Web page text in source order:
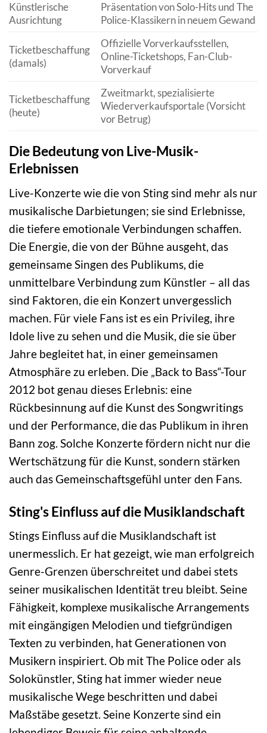
Künstlerische
Ausrichtung
Präsentation von Solo-Hits und The
Police-Klassikern in neuem Gewand
Ticketbeschaffung
(damals)
Offizielle Vorverkaufsstellen,
Online-Ticketshops, Fan-Club-
Vorverkauf
Ticketbeschaffung
(heute)
Zweitmarkt, spezialisierte
Wiederverkaufsportale (Vorsicht
vor Betrug)
Die Bedeutung von Live-Musik-
Erlebnissen
Live-Konzerte wie die von Sting sind mehr als nur
musikalische Darbietungen; sie sind Erlebnisse,
die tiefere emotionale Verbindungen schaffen.
Die Energie, die von der Bühne ausgeht, das
gemeinsame Singen des Publikums, die
unmittelbare Verbindung zum Künstler – all das
sind Faktoren, die ein Konzert unvergesslich
machen. Für viele Fans ist es ein Privileg, ihre
Idole live zu sehen und die Musik, die sie über
Jahre begleitet hat, in einer gemeinsamen
Atmosphäre zu erleben. Die „Back to Bass“-Tour
2012 bot genau dieses Erlebnis: eine
Rückbesinnung auf die Kunst des Songwritings
und der Performance, die das Publikum in ihren
Bann zog. Solche Konzerte fördern nicht nur die
Wertschätzung für die Kunst, sondern stärken
auch das Gemeinschaftsgefühl unter den Fans.
Sting's Einfluss auf die Musiklandschaft
Stings Einfluss auf die Musiklandschaft ist
unermesslich. Er hat gezeigt, wie man erfolgreich
Genre-Grenzen überschreitet und dabei stets
seiner musikalischen Identität treu bleibt. Seine
Fähigkeit, komplexe musikalische Arrangements
mit eingängigen Melodien und tiefgründigen
Texten zu verbinden, hat Generationen von
Musikern inspiriert. Ob mit The Police oder als
Solokünstler, Sting hat immer wieder neue
musikalische Wege beschritten und dabei
Maßstäbe gesetzt. Seine Konzerte sind ein